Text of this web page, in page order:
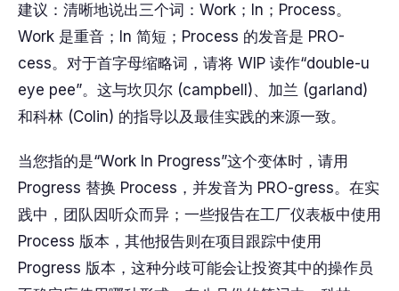
建议：清晰地说出三个词：Work；In；Process。
Work 是重音；In 简短；Process 的发音是 PRO-
cess。对于首字母缩略词，请将 WIP 读作“double-u
eye pee”。这与坎贝尔 (campbell)、加兰 (garland)
和科林 (Colin) 的指导以及最佳实践的来源一致。
当您指的是“Work In Progress”这个变体时，请用
Progress 替换 Process，并发音为 PRO-gress。在实
践中，团队因听众而异；一些报告在工厂仪表板中使用
Process 版本，其他报告则在项目跟踪中使用
Progress 版本，这种分歧可能会让投资其中的操作员